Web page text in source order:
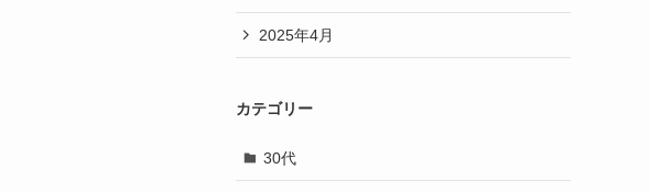
2025年4月
カテゴリー
30代